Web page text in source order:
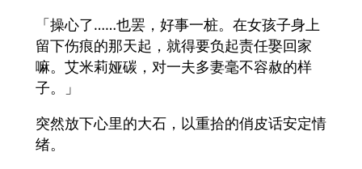
「操心了……也罢，好事一桩。在女孩子身上
留下伤痕的那天起，就得要负起责任娶回家
嘛。艾米莉娅碳，对一夫多妻毫不容赦的样
子。」
突然放下心里的大石，以重拾的俏皮话安定情
绪。